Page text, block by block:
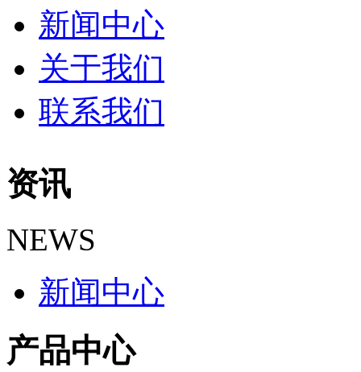
新闻中心
关于我们
联系我们
资讯
NEWS
新闻中心
产品中心